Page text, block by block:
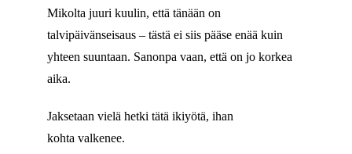
Mikolta juuri kuulin, että tänään on
talvipäivänseisaus – tästä ei siis pääse enää kuin
yhteen suuntaan. Sanonpa vaan, että on jo korkea
aika.
Jaksetaan vielä hetki tätä ikiyötä, ihan
kohta valkenee.